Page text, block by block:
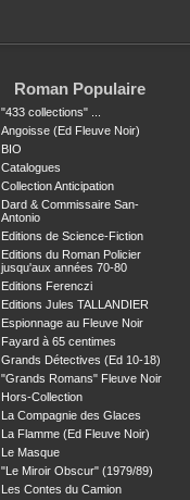
Roman Populaire
"433 collections" ...
Angoisse (Ed Fleuve Noir)
BIO
Catalogues
Collection Anticipation
Dard & Commissaire San-
Antonio
Editions de Science-Fiction
Editions du Roman Policier
jusqu'aux années 70-80
Editions Ferenczi
Editions Jules TALLANDIER
Espionnage au Fleuve Noir
Fayard à 65 centimes
Grands Détectives (Ed 10-18)
"Grands Romans" Fleuve Noir
Hors-Collection
La Compagnie des Glaces
La Flamme (Ed Fleuve Noir)
Le Masque
"Le Miroir Obscur" (1979/89)
Les Contes du Camion